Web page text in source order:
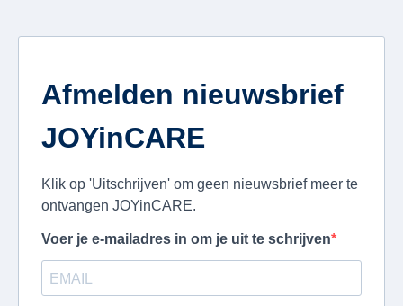
Afmelden nieuwsbrief
JOYinCARE
Klik op 'Uitschrijven' om geen nieuwsbrief meer te
ontvangen JOYinCARE.
Voer je e-mailadres in om je uit te schrijven